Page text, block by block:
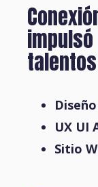
UX UI
Sitio